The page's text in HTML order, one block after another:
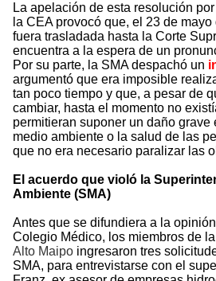
La apelación de esta resolución
la CEA provocó que, el 23 de
fuera trasladada hasta la Corte
encuentra a la espera de un
Por su parte, la SMA despachó un
argumentó que era imposible
tan poco tiempo y que, a pesar de
cambiar, hasta el momento no
permitieran suponer un daño grave
medio ambiente o la salud de las
que no era necesario paralizar las
El acuerdo que violó la
Ambiente (SMA)
Antes que se difundiera a la
Colegio Médico, los miembros de la
Alto Maipo ingresaron tres
SMA, para entrevistarse con el